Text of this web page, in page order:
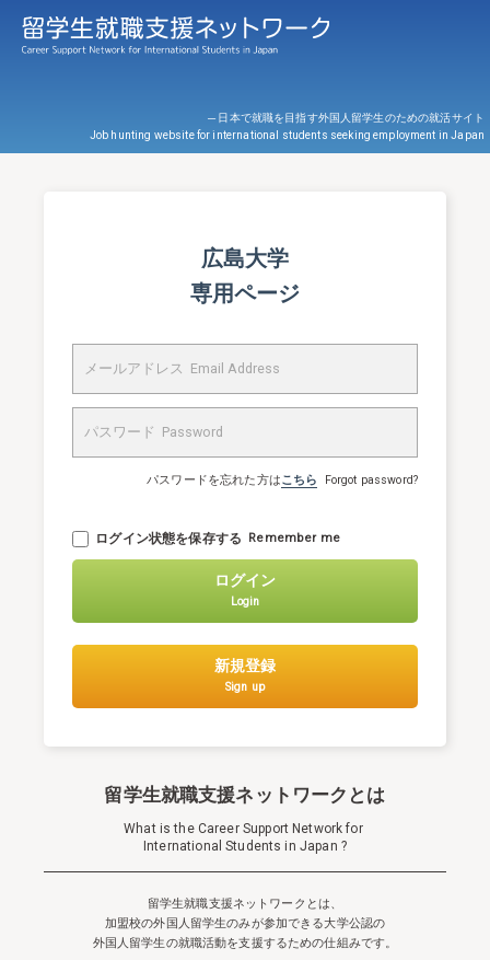
─ 日本で就職を目指す外国人留学生のための就活サイト
Job hunting website for international students seeking employment in Japan
広島大学
専用ページ
パスワードを忘れた方はこちら Forgot password?
ログイン状態を保存する Remember me
ログイン
Login
新規登録
Sign up
留学生就職支援ネットワークとは
What is the Career Support Network for
International Students in Japan ?
留学生就職支援ネットワークとは、
加盟校の外国人留学生のみが参加できる大学公認の
外国人留学生の就職活動を支援するための仕組みです。